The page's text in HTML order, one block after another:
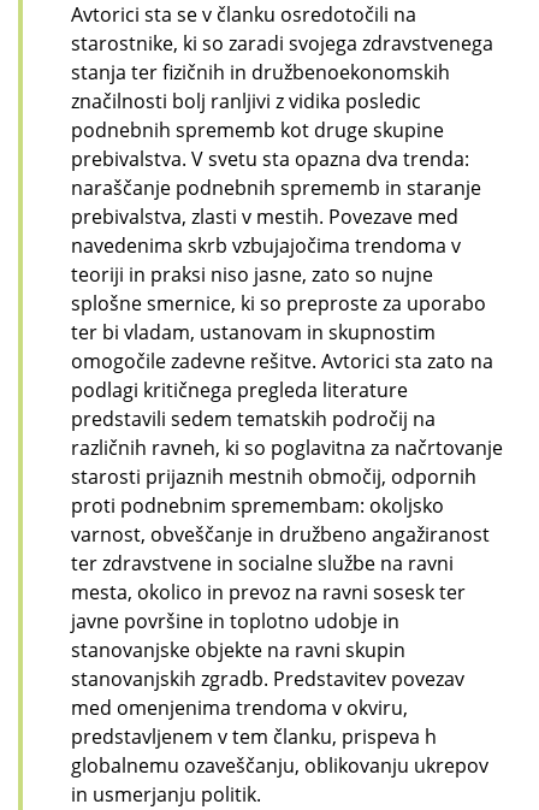
Avtorici sta se v članku osredotočili na
starostnike, ki so zaradi svojega zdravstvenega
stanja ter fizičnih in družbenoekonomskih
značilnosti bolj ranljivi z vidika posledic
podnebnih sprememb kot druge skupine
prebivalstva. V svetu sta opazna dva trenda:
naraščanje podnebnih sprememb in staranje
prebivalstva, zlasti v mestih. Povezave med
navedenima skrb vzbujajočima trendoma v
teoriji in praksi niso jasne, zato so nujne
splošne smernice, ki so preproste za uporabo
ter bi vladam, ustanovam in skupnostim
omogočile zadevne rešitve. Avtorici sta zato na
podlagi kritičnega pregleda literature
predstavili sedem tematskih področij na
različnih ravneh, ki so poglavitna za načrtovanje
starosti prijaznih mestnih območij, odpornih
proti podnebnim spremembam: okoljsko
varnost, obveščanje in družbeno angažiranost
ter zdravstvene in socialne službe na ravni
mesta, okolico in prevoz na ravni sosesk ter
javne površine in toplotno udobje in
stanovanjske objekte na ravni skupin
stanovanjskih zgradb. Predstavitev povezav
med omenjenima trendoma v okviru,
predstavljenem v tem članku, prispeva h
globalnemu ozaveščanju, oblikovanju ukrepov
in usmerjanju politik.